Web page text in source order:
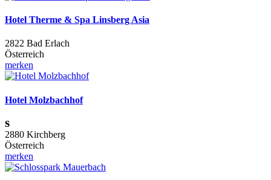
Hotel Therme & Spa Linsberg Asia
2822 Bad Erlach
Österreich
merken
Hotel Molzbachhof
s
2880 Kirchberg
Österreich
merken